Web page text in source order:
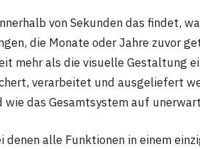
von Sekunden das findet,
die Monate oder Jahre zuvor
mehr als die visuelle Gestaltung
verarbeitet und ausgeliefert
wie das Gesamtsystem auf
alle Funktionen in einem